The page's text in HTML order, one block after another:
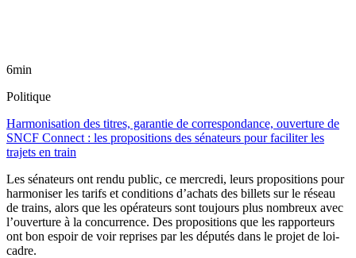
6min
Politique
Harmonisation des titres, garantie de correspondance, ouverture de
SNCF Connect : les propositions des sénateurs pour faciliter les
trajets en train
Les sénateurs ont rendu public, ce mercredi, leurs propositions pour
harmoniser les tarifs et conditions d’achats des billets sur le réseau
de trains, alors que les opérateurs sont toujours plus nombreux avec
l’ouverture à la concurrence. Des propositions que les rapporteurs
ont bon espoir de voir reprises par les députés dans le projet de loi-
cadre.